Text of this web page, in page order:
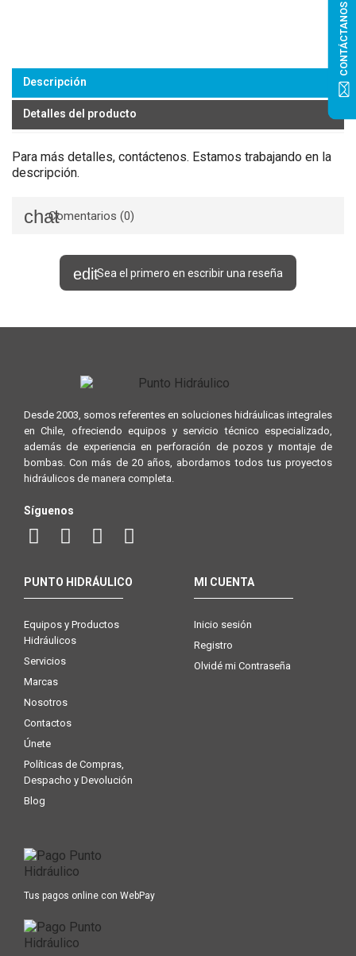
Descripción
Detalles del producto
Para más detalles, contáctenos. Estamos trabajando en la
descripción.
Comentarios (0)
Sea el primero en escribir una reseña
Desde 2003, somos referentes en soluciones hidráulicas integrales
en Chile, ofreciendo equipos y servicio técnico especializado,
además de experiencia en perforación de pozos y montaje de
bombas. Con más de 20 años, abordamos todos tus proyectos
hidráulicos de manera completa.
Síguenos
PUNTO HIDRÁULICO
Equipos y Productos
Hidráulicos
Servicios
Marcas
Nosotros
Contactos
Únete
Políticas de Compras,
Despacho y Devolución
Blog
MI CUENTA
Inicio sesión
Registro
Olvidé mi Contraseña
CONTÁCTANOS
Tus pagos online con WebPay